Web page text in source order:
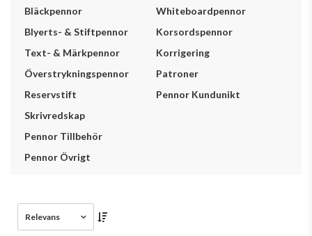
Bläckpennor
Blyerts- & Stiftpennor
Text- & Märkpennor
Överstrykningspennor
Whiteboardpennor
Korsordspennor
Korrigering
Patroner
Reservstift
Skrivredskap
Pennor Tillbehör
Pennor Övrigt
Pennor Kundunikt
Relevans